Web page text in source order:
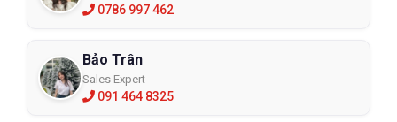
0786 997 462
Bảo Trân
Sales Expert
091 464 8325